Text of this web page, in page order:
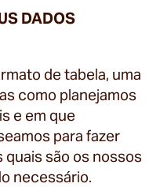
DADOS
de tabela, uma
como planejamos
e em que
para fazer
quais são os nossos
necessário.